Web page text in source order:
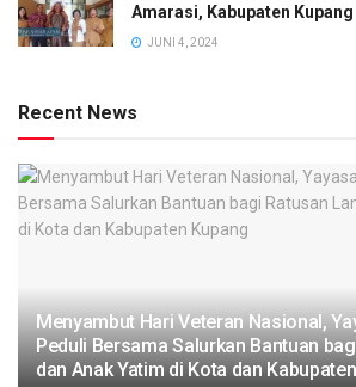
Amarasi, Kabupaten Kupang
JUNI 4, 2024
Recent News
​Menyambut Hari Veteran Nasional,
Peduli Bersama Salurkan Bantuan
dan Anak Yatim di Kota dan